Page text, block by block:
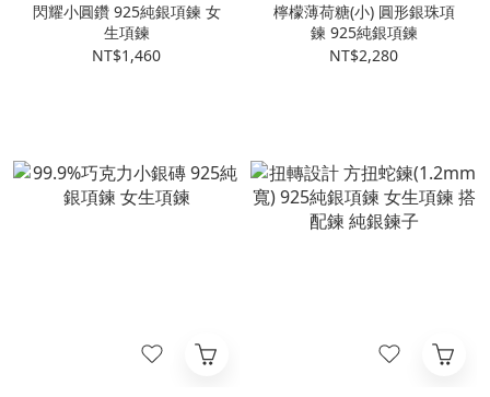
閃耀小圓鑽 925純銀項鍊 女
生項鍊
NT$1,460
檸檬薄荷糖(小) 圓形銀珠項
鍊 925純銀項鍊
NT$2,280